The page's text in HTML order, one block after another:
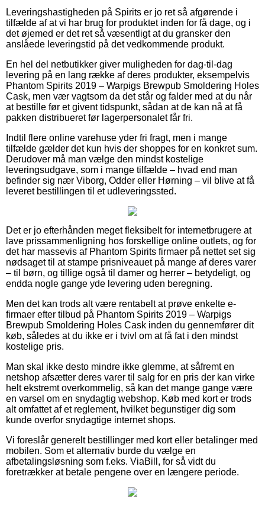
Leveringshastigheden på Spirits er jo ret så afgørende i
tilfælde af at vi har brug for produktet inden for få dage, og i
det øjemed er det ret så væsentligt at du gransker den
anslåede leveringstid på det vedkommende produkt.
En hel del netbutikker giver muligheden for dag-til-dag
levering på en lang række af deres produkter, eksempelvis
Phantom Spirits 2019 – Warpigs Brewpub Smoldering Holes
Cask, men vær vagtsom da det står og falder med at du når
at bestille før et givent tidspunkt, sådan at de kan nå at få
pakken distribueret før lagerpersonalet får fri.
Indtil flere online varehuse yder fri fragt, men i mange
tilfælde gælder det kun hvis der shoppes for en konkret sum.
Derudover må man vælge den mindst kostelige
leveringsudgave, som i mange tilfælde – hvad end man
befinder sig nær Viborg, Odder eller Hørning – vil blive at få
leveret bestillingen til et udleveringssted.
Det er jo efterhånden meget fleksibelt for internetbrugere at
lave prissammenligning hos forskellige online outlets, og for
det har massevis af Phantom Spirits firmaer på nettet set sig
nødsaget til at stampe prisniveauet på mange af deres varer
– til børn, og tillige også til damer og herrer – betydeligt, og
endda nogle gange yde levering uden beregning.
Men det kan trods alt være rentabelt at prøve enkelte e-
firmaer efter tilbud på Phantom Spirits 2019 – Warpigs
Brewpub Smoldering Holes Cask inden du gennemfører dit
køb, således at du ikke er i tvivl om at få fat i den mindst
kostelige pris.
Man skal ikke desto mindre ikke glemme, at såfremt en
netshop afsætter deres varer til salg for en pris der kan virke
helt ekstremt overkommelig, så kan det mange gange være
en varsel om en snydagtig webshop. Køb med kort er trods
alt omfattet af et reglement, hvilket begunstiger dig som
kunde overfor snydagtige internet shops.
Vi foreslår generelt bestillinger med kort eller betalinger med
mobilen. Som et alternativ burde du vælge en
afbetalingsløsning som f.eks. ViaBill, for så vidt du
foretrækker at betale pengene over en længere periode.